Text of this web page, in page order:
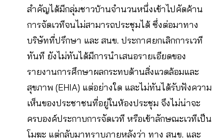
สำคัญได้มีกลุ่มชาวบ้านจำนวนหนึ่งเข้าไปคัดค้าน
การจัดเวทีจนไม่สามารถประชุมได้ ซึ่งต่อมาทาง
บริษัทที่ปรึกษา และ สนข. ประกาศยกเลิกการเวที
ทันที ยังไม่ทันได้มีการนำเสนอรายเอียดของ
รายงานการศึกษาผลกระทบด้านสิ่งแวดล้อมและ
สุขภาพ (EHIA) แต่อย่างใด และไม่ทันได้รับฟังความ
เห็นของประชาชนที่อยู่ในห้องประชุม จึงไม่น่าจะ
ครบองค์ประกาบการจัดเวที หรือเข้าลักษณะเวทีเป็น
โมฆะ แต่กลับมาทราบภายหลังว่า ทาง สนข. และ